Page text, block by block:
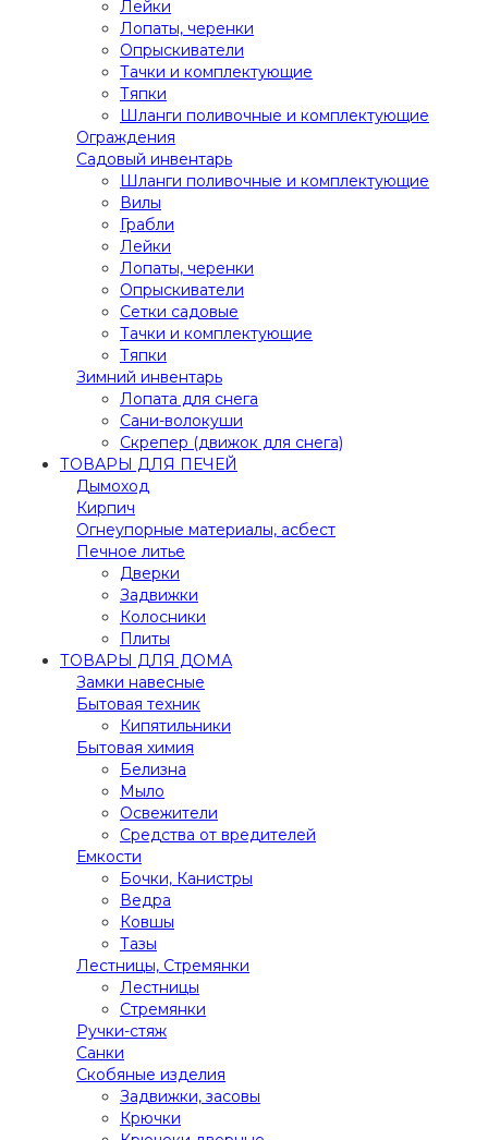
Лейки
Лопаты, черенки
Опрыскиватели
Тачки и комплектующие
Тяпки
Шланги поливочные и комплектующие
Ограждения
Садовый инвентарь
Шланги поливочные и комплектующие
Вилы
Грабли
Лейки
Лопаты, черенки
Опрыскиватели
Сетки садовые
Тачки и комплектующие
Тяпки
Зимний инвентарь
Лопата для снега
Сани-волокуши
Скрепер (движок для снега)
ТОВАРЫ ДЛЯ ПЕЧЕЙ
Дымоход
Кирпич
Огнеупорные материалы, асбест
Печное литье
Дверки
Задвижки
Колосники
Плиты
ТОВАРЫ ДЛЯ ДОМА
Замки навесные
Бытовая техник
Кипятильники
Бытовая химия
Белизна
Мыло
Освежители
Средства от вредителей
Емкости
Бочки, Канистры
Ведра
Ковшы
Тазы
Лестницы, Стремянки
Лестницы
Стремянки
Ручки-стяж
Санки
Скобяные изделия
Задвижки, засовы
Крючки